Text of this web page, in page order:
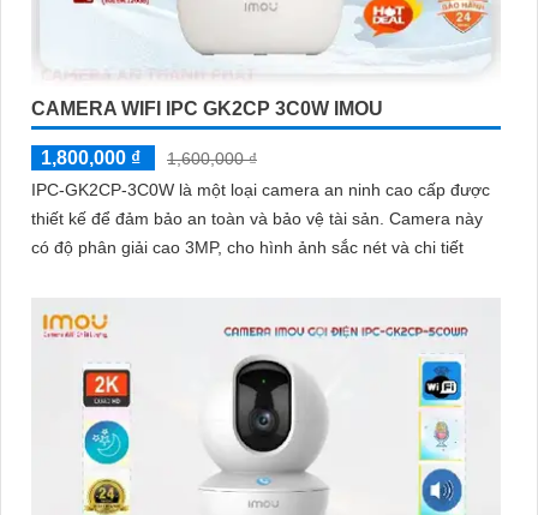
CAMERA WIFI IPC GK2CP 3C0W IMOU
1,800,000 ₫
1,600,000 ₫
IPC-GK2CP-3C0W là một loại camera an ninh cao cấp được
thiết kế để đảm bảo an toàn và bảo vệ tài sản. Camera này
có độ phân giải cao 3MP, cho hình ảnh sắc nét và chi tiết